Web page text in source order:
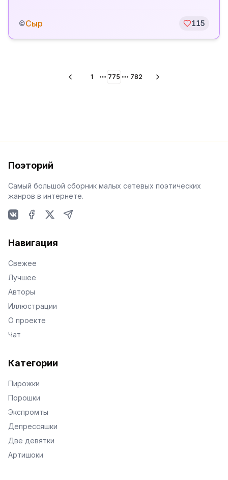
©Сыр 115
1 More pages
775 More pages
782
Поэторий
Самый большой сборник малых сетевых поэтических
жанров в интернете.
Навигация
Свежее
Лучшее
Авторы
Иллюстрации
О проекте
Чат
Категории
Пирожки
Порошки
Экспромты
Депрессяшки
Две девятки
Артишоки